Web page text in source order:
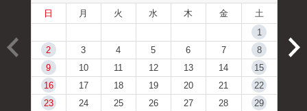
日 月 火 水 木 金
土
1
2
3 4 5 6 7
8
9
10 11 12 13 14
15
16
17 18 19 20 21
22
23
24 25 26 27 28
29